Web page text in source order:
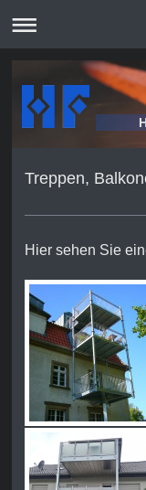
Treppen,
Hier sehen Sie